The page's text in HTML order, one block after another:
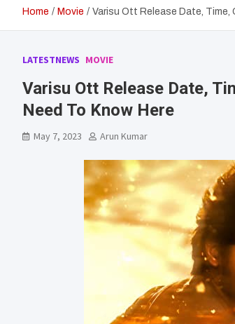
Home Movie Varisu Ott Release Date, Time,
LATESTNEWS MOVIE
Varisu Ott Release Date,
Need To Know Here
May 7, 2023 Arun Kumar